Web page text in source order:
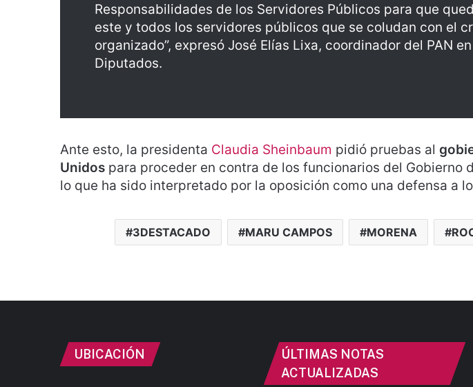
Responsabilidades de los Servidores Públicos para que
este y todos los servidores públicos que se coludan con el
organizado”, expresó José Elías Lixa, coordinador del PAN
Diputados.
Ante esto, la presidenta Claudia Sheinbaum pidió pruebas al
Unidos para proceder en contra de los funcionarios del Gobierno
lo que ha sido interpretado por la oposición como una defensa a
3DESTACADO MARU CAMPOS MORENA
UBICACIÓN
ÚLTIMAS NOTAS
ACTUALIZADAS